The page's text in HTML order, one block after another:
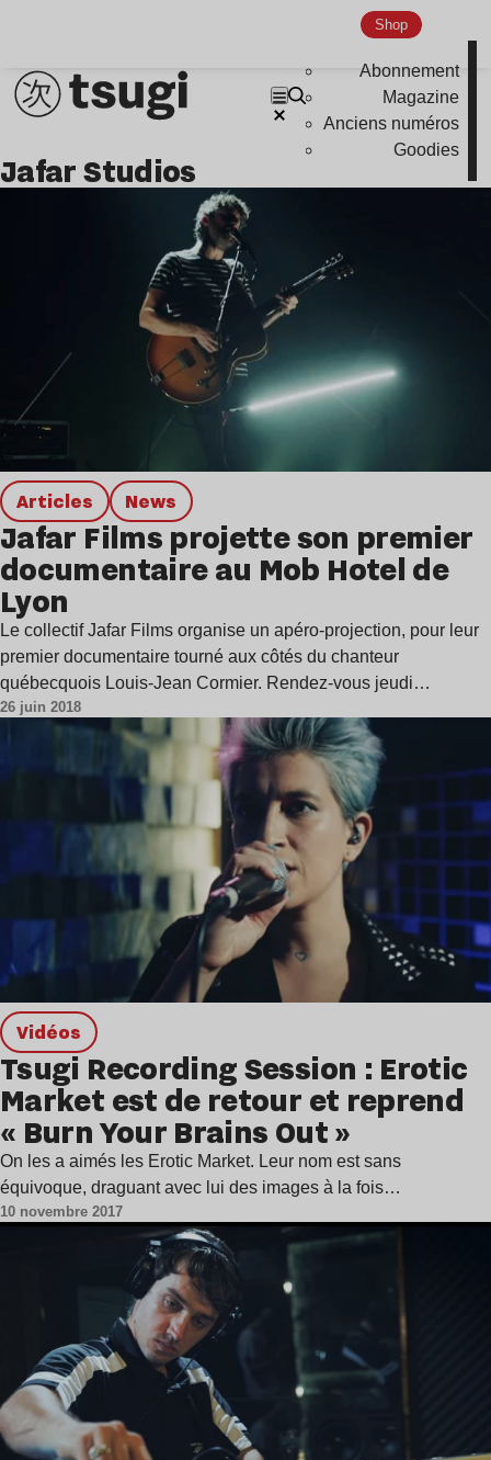
Shop
Abonnement
Magazine
Anciens numéros
Goodies
Jafar Studios
Articles news
Jafar Films projette son premier
documentaire au Mob Hotel de
Lyon
Le collectif Jafar Films organise un apéro-projection, pour leur
premier documentaire tourné aux côtés du chanteur
québecquois Louis-Jean Cormier. Rendez-vous jeudi…
26 juin 2018
Vidéos
Tsugi Recording Session : Erotic
Market est de retour et reprend
« Burn Your Brains Out »
On les a aimés les Erotic Market. Leur nom est sans
équivoque, draguant avec lui des images à la fois…
10 novembre 2017